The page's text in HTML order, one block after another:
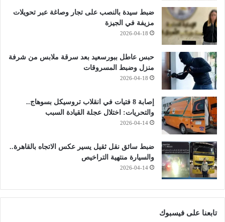
ضبط سيدة بالنصب على تجار وصاغة عبر تحويلات
مزيفة في الجيزة
2026-04-18
حبس عاطل ببورسعيد بعد سرقة ملابس من شرفة
منزل وضبط المسروقات
2026-04-18
إصابة 8 فتيات في انقلاب تروسيكل بسوهاج..
والتحريات: اختلال عجلة القيادة السبب
2026-04-14
ضبط سائق نقل ثقيل يسير عكس الاتجاه بالقاهرة..
والسيارة منتهية التراخيص
2026-04-14
تابعنا على فيسبوك